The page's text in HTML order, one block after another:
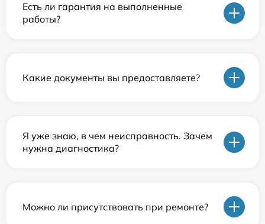
Есть ли гарантия на выполненные
работы?
Какие документы вы предоставляете?
Я уже знаю, в чем неисправность. Зачем
нужна диагностика?
Можно ли присутствовать при ремонте?